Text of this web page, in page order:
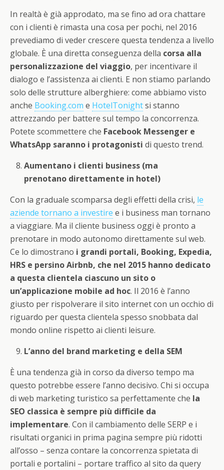
In realtà è già approdato, ma se fino ad ora chattare
con i clienti è rimasta una cosa per pochi, nel 2016
prevediamo di veder crescere questa tendenza a livello
globale. È una diretta conseguenza della corsa alla
personalizzazione del viaggio, per incentivare il
dialogo e l’assistenza ai clienti. E non stiamo parlando
solo delle strutture alberghiere: come abbiamo visto
anche Booking.com e HotelTonightsi stanno
attrezzando per battere sul tempo la concorrenza.
Potete scommettere che Facebook Messenger e
WhatsApp saranno i protagonisti di questo trend.
Aumentano i clienti business (ma
prenotano direttamente in hotel)
Con la graduale scomparsa degli effetti della crisi, le
aziende tornano a investire e i business man tornano
a viaggiare. Ma il cliente business oggi è pronto a
prenotare in modo autonomo direttamente sul web.
Ce lo dimostrano i grandi portali, Booking, Expedia,
HRS e persino Airbnb, che nel 2015 hanno dedicato
a questa clientela ciascuno un sito o
un’applicazione mobile ad hoc. Il 2016 è l’anno
giusto per rispolverare il sito internet con un occhio di
riguardo per questa clientela spesso snobbata dal
mondo online rispetto ai clienti leisure.
L’anno del brand marketing e della SEM
È una tendenza già in corso da diverso tempo ma
questo potrebbe essere l’anno decisivo. Chi si occupa
di web marketing turistico sa perfettamente che la
SEO classica è sempre più difficile da
implementare. Con il cambiamento delle SERP e i
risultati organici in prima pagina sempre più ridotti
all’osso – senza contare la concorrenza spietata di
portali e portalini – portare traffico al sito da query